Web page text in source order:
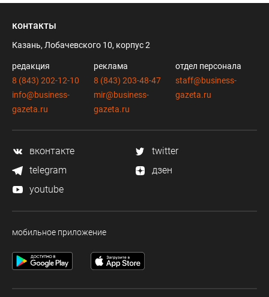
контакты
Казань, Лобачевского 10, корпус 2
редакция
8 (843) 202-12-10
info@business-
gazeta.ru
реклама
8 (843) 203-48-47
mir@business-
gazeta.ru
отдел персонала
staff@business-
gazeta.ru
вконтакте
twitter
telegram
дзен
youtube
мобильное приложение